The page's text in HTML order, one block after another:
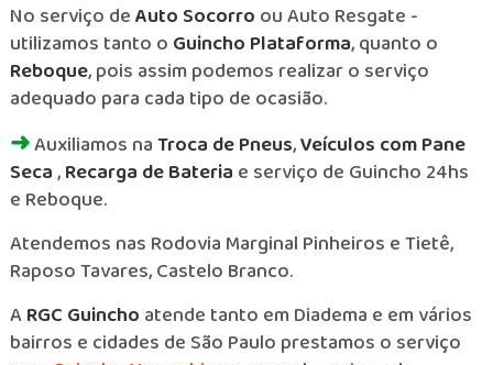
No serviço deAuto Socorro ou Auto Resgate -
utilizamos tanto o Guincho Plataforma, quanto o
Reboque, pois assim podemos realizar o serviço
adequado para cada tipo de ocasião.
➜Auxiliamos naTroca de Pneus,Veículos com Pane
Seca,Recarga de Bateria e serviço de Guincho 24hs
e Reboque.
Atendemos nas Rodovia Marginal Pinheiros e Tietê,
Raposo Tavares, Castelo Branco.
ARGC Guincho atende tanto em Diadema e em vários
bairros e cidades de São Paulo prestamos o serviço